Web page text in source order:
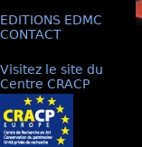
EDITIONS EDMC
CONTACT
Visitez le site du
Centre CRACP